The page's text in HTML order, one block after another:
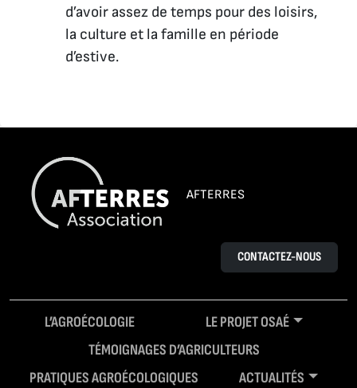
d’avoir assez de temps pour des loisirs,
la culture et la famille en période
d’estive.
AFTERRES
CONTACTEZ-NOUS
L’AGROÉCOLOGIE
LE PROJET OSAÉ
TÉMOIGNAGES D’AGRICULTEURS
PRATIQUES AGROÉCOLOGIQUES
ACTUALITÉS